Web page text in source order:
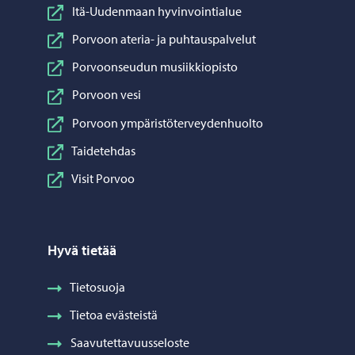
Itä-Uudenmaan hyvinvointialue
Porvoon ateria- ja puhtauspalvelut
Porvoonseudun musiikkiopisto
Porvoon vesi
Porvoon ympäristöterveydenhuolto
Taidetehdas
Visit Porvoo
Hyvä tietää
Tietosuoja
Tietoa evästeistä
Saavutettavuusseloste